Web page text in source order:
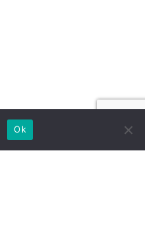
Ok